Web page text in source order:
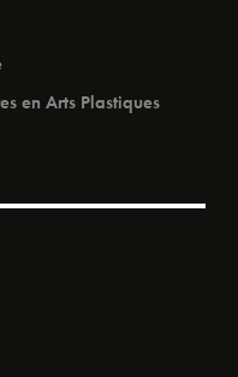
en Arts Plastiques